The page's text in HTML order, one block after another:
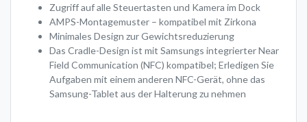
Zugriff auf alle Steuertasten und Kamera im Dock
AMPS-Montagemuster – kompatibel mit Zirkona
Minimales Design zur Gewichtsreduzierung
Das Cradle-Design ist mit Samsungs integrierter Near
Field Communication (NFC) kompatibel; Erledigen Sie
Aufgaben mit einem anderen NFC-Gerät, ohne das
Samsung-Tablet aus der Halterung zu nehmen